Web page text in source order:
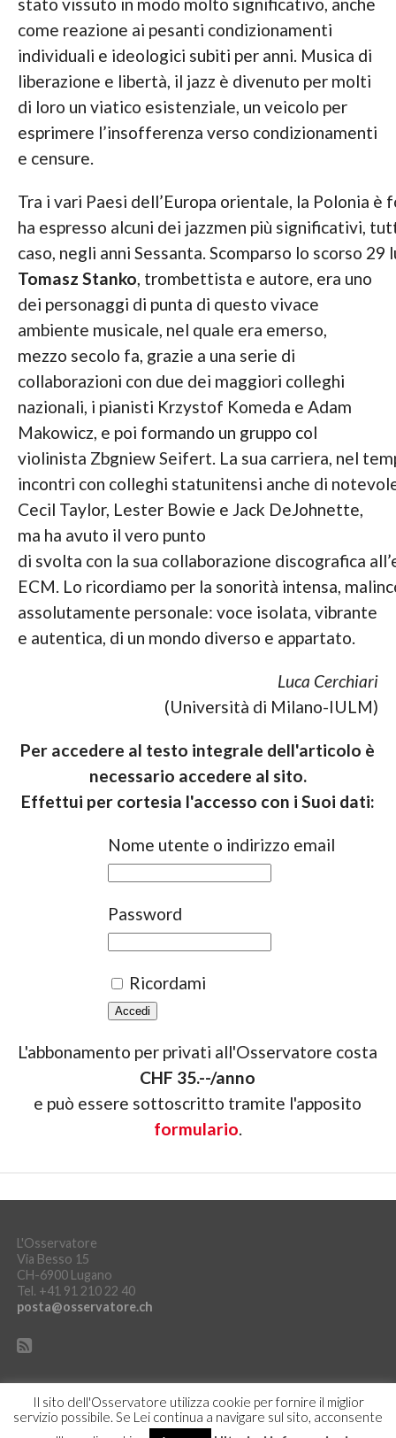
come reazione ai pesanti condizionamenti
individuali e ideologici subiti per anni. Musica di
liberazione e libertà, il jazz è divenuto per molti
di loro un viatico esistenziale, un veicolo per
esprimere l’insofferenza verso condizionamenti
e censure.
Tra i vari Paesi dell’Europa orientale, la Polonia è
ha espresso alcuni dei jazzmen più significativi,
caso, negli anni Sessanta. Scomparso lo scorso 29
Tomasz Stanko, trombettista e autore, era uno
dei personaggi di punta di questo vivace
ambiente musicale, nel quale era emerso,
mezzo secolo fa, grazie a una serie di
collaborazioni con due dei maggiori colleghi
nazionali, i pianisti Krzystof Komeda e Adam
Makowicz, e poi formando un gruppo col
violinista Zbgniew Seifert. La sua carriera, nel
incontri con colleghi statunitensi anche di
Cecil Taylor, Lester Bowie e Jack DeJohnette,
ma ha avuto il vero punto
di svolta con la sua collaborazione discografica
ECM. Lo ricordiamo per la sonorità intensa,
assolutamente personale: voce isolata, vibrante
e autentica, di un mondo diverso e appartato.
Luca Cerchiari
(Università di Milano-IULM)
Per accedere al testo integrale dell'articolo è
necessario accedere al sito.
Effettui per cortesia l'accesso con i Suoi dati:
Nome utente o indirizzo email
Password
Ricordami
L'abbonamento per privati all'Osservatore costa
CHF 35.--/anno
e può essere sottoscritto tramite l'apposito
formulario.
L'Osservatore
Via Besso 15
CH-6900 Lugano
Tel. +41 91 210 22 40
posta@osservatore.ch
DICHIARAZIONE SULLA PROTEZIONE DEI DATI ACCEDI
Il sito dell'Osservatore utilizza cookie per fornire il miglior
servizio possibile. Se Lei continua a navigare sul sito, acconsente